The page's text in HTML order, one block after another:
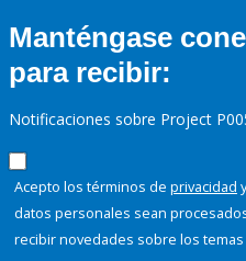
Manténgase
para recibir:
Notificaciones sobre Project
Acepto los términos de privacidad
datos personales sean
recibir novedades sobre los